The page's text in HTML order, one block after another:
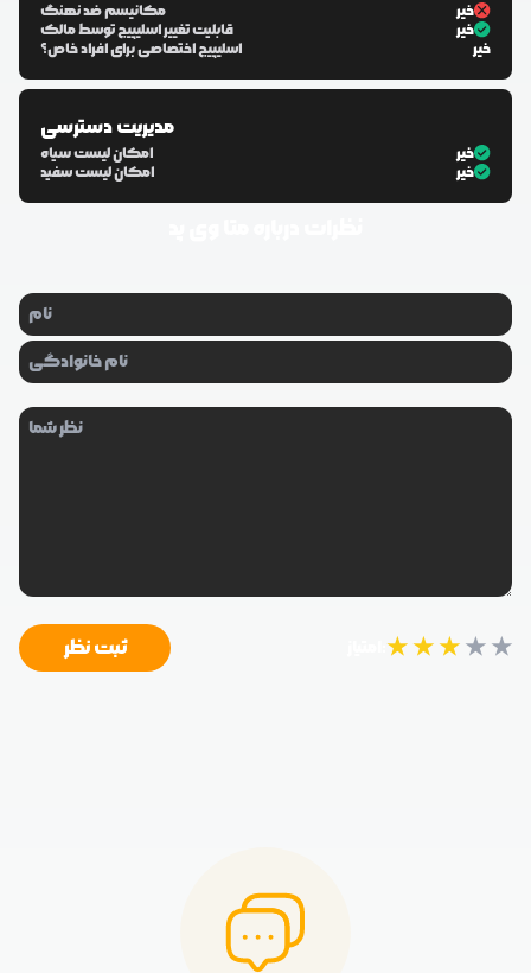
مکانیسم ضد نهنگ
خیر
قابلیت تغییر اسلیپیج توسط مالک
خیر
اسلیپیج اختصاصی برای افراد خاص؟
خیر
مدیریت دسترسی
امکان لیست سیاه
خیر
امکان لیست سفید
خیر
★★★★★ ثبت نظر